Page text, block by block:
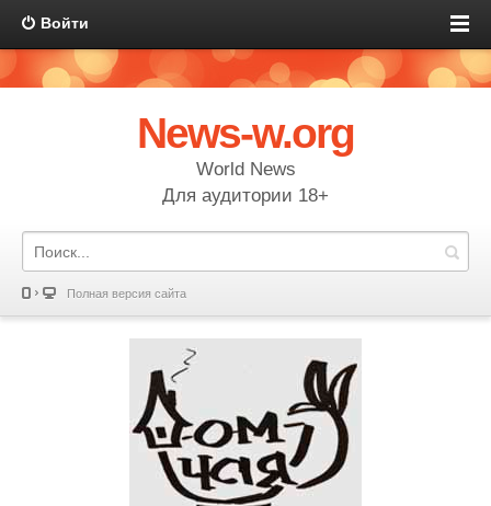
Войти
News-w.org
World News
Для аудитории 18+
Полная версия сайта